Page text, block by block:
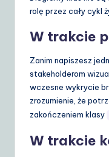
rolę przez cały cykl
W trakcie
Zanim napiszesz
stakeholderom
wczesne wykrycie
zrozumienie, że
zakończeniem klasy
W trakcie